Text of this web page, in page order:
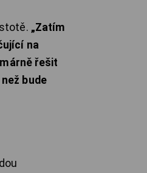
„Zatím
na
řešit
bude